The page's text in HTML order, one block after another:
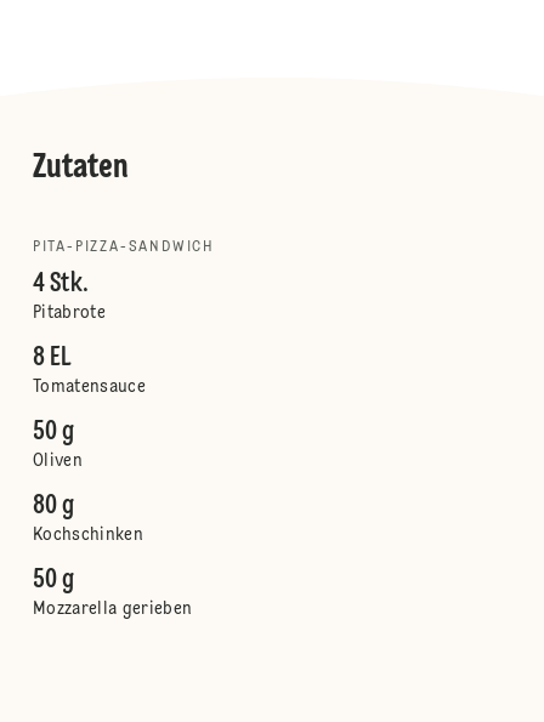
Zutaten
PITA-PIZZA-SANDWICH
4 Stk.
Pitabrote
8 EL
Tomatensauce
50 g
Oliven
80 g
Kochschinken
50 g
Mozzarella gerieben